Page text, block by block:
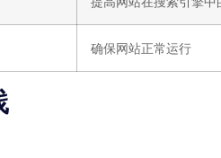
确保网站正常运行